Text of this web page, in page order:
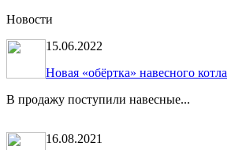
Новости
15.06.2022
Новая «обёртка» навесного котла
В продажу поступили навесные...
16.08.2021